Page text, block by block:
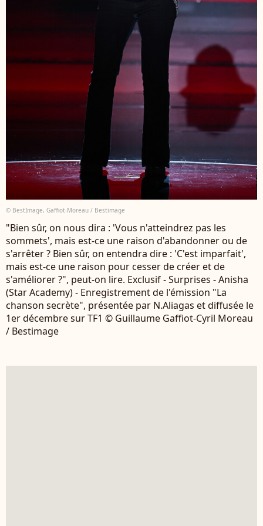
© BestImage, Gaffiot-Moreau / Bestimage
"Bien sûr, on nous dira : 'Vous n'atteindrez pas les
sommets', mais est-ce une raison d'abandonner ou de
s'arrêter ? Bien sûr, on entendra dire : 'C'est imparfait',
mais est-ce une raison pour cesser de créer et de
s'améliorer ?", peut-on lire. Exclusif - Surprises - Anisha
(Star Academy) - Enregistrement de l'émission "La
chanson secrète", présentée par N.Aliagas et diffusée le
1er décembre sur TF1 © Guillaume Gaffiot-Cyril Moreau
/ Bestimage